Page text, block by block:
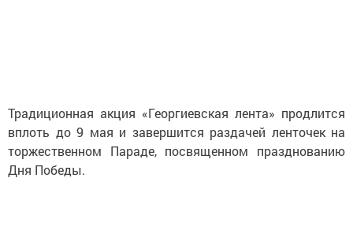
Традиционная акция «Георгиевская лента» продлится
вплоть до 9 мая и завершится раздачей ленточек на
торжественном Параде, посвященном празднованию
Дня Победы.